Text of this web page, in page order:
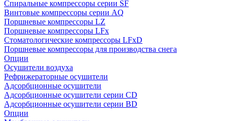
Спиральные компрессоры серии SF
Винтовые компрессоры серии AQ
Поршневые компрессоры LZ
Поршневые компрессоры LFx
Стоматологические компрессоры LFxD
Поршневые компрессоры для производства снега
Опции
Осушители воздуха
Рефрижераторные осушители
Адсорбционные осушители
Адсорбционные осушители серии CD
Адсорбционные осушители серии BD
Опции